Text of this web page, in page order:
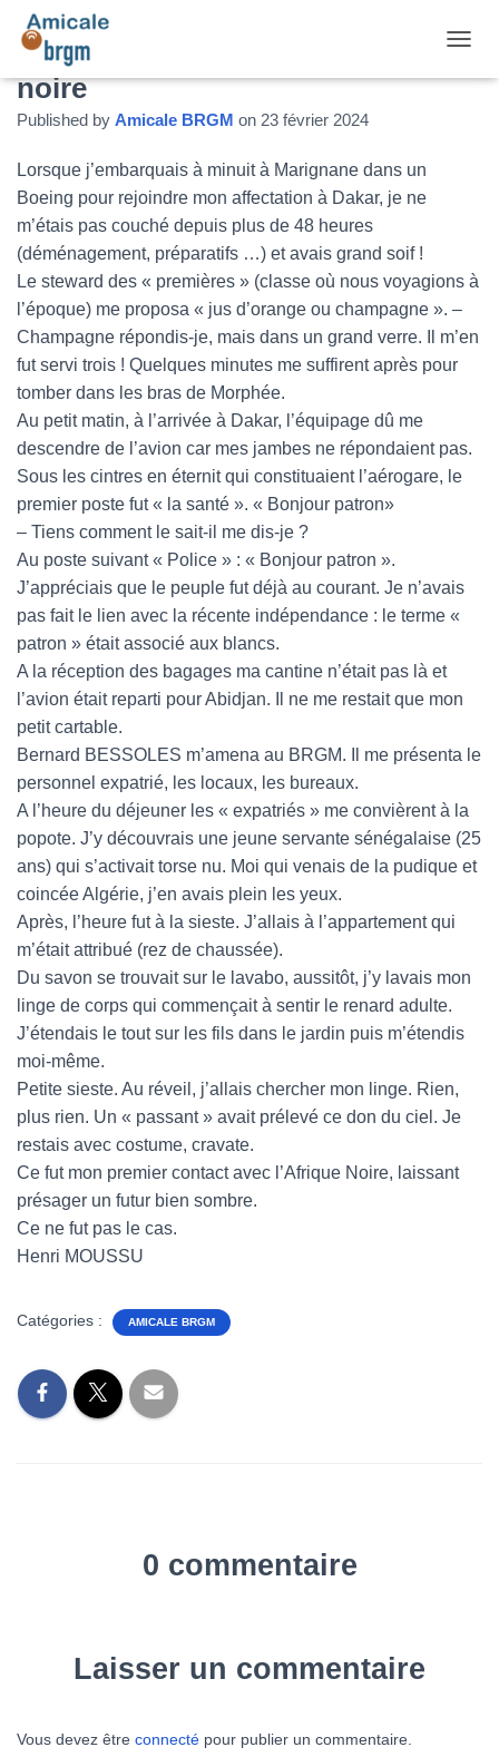
Premier contact avec l’Afrique
noire
Published by Amicale BRGM on 23 février 2024
Lorsque j’embarquais à minuit à Marignane dans un
Boeing pour rejoindre mon affectation à Dakar, je ne
m’étais pas couché depuis plus de 48 heures
(déménagement, préparatifs …) et avais grand soif !
Le steward des « premières » (classe où nous voyagions à
l’époque) me proposa « jus d’orange ou champagne ». –
Champagne répondis-je, mais dans un grand verre. Il m’en
fut servi trois ! Quelques minutes me suffirent après pour
tomber dans les bras de Morphée.
Au petit matin, à l’arrivée à Dakar, l’équipage dû me
descendre de l’avion car mes jambes ne répondaient pas.
Sous les cintres en éternit qui constituaient l’aérogare, le
premier poste fut « la santé ». « Bonjour patron»
– Tiens comment le sait-il me dis-je ?
Au poste suivant « Police » : « Bonjour patron ».
J’appréciais que le peuple fut déjà au courant. Je n’avais
pas fait le lien avec la récente indépendance : le terme «
patron » était associé aux blancs.
A la réception des bagages ma cantine n’était pas là et
l’avion était reparti pour Abidjan. Il ne me restait que mon
petit cartable.
Bernard BESSOLES m’amena au BRGM. Il me présenta le
personnel expatrié, les locaux, les bureaux.
A l’heure du déjeuner les « expatriés » me convièrent à la
popote. J’y découvrais une jeune servante sénégalaise (25
ans) qui s’activait torse nu. Moi qui venais de la pudique et
coincée Algérie, j’en avais plein les yeux.
Après, l’heure fut à la sieste. J’allais à l’appartement qui
m’était attribué (rez de chaussée).
Du savon se trouvait sur le lavabo, aussitôt, j’y lavais mon
linge de corps qui commençait à sentir le renard adulte.
J’étendais le tout sur les fils dans le jardin puis m’étendis
moi-même.
Petite sieste. Au réveil, j’allais chercher mon linge. Rien,
plus rien. Un « passant » avait prélevé ce don du ciel. Je
restais avec costume, cravate.
Ce fut mon premier contact avec l’Afrique Noire, laissant
présager un futur bien sombre.
Ce ne fut pas le cas.
Henri MOUSSU
Catégories : AMICALE BRGM
0 commentaire
Laisser un commentaire
Vous devez être connecté pour publier un commentaire.